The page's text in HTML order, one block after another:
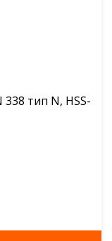
тип N, HSS-